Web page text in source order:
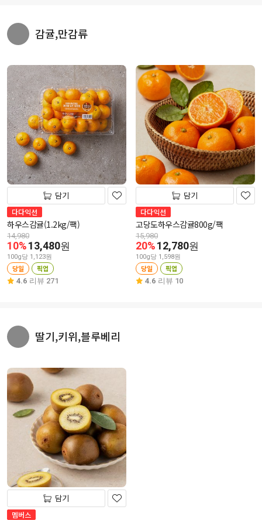
감귤,만감류
담기
다다익선
하우스감귤(1.2kg/팩)
14,980
10%13,480원
100g당 1,123원
당일 픽업
4.6 리뷰 271
담기
다다익선
고당도하우스감귤800g/팩
15,980
20%12,780원
100g당 1,598원
당일 픽업
4.6 리뷰 10
딸기,키위,블루베리
담기
멤버스